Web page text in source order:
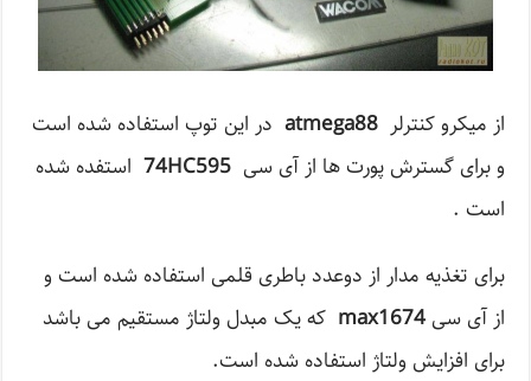
از میکرو کنترلرatmega88 در این توپ استفاده شده است
و برای گسترش پورت ها از آی سی74HC595 استفده شده
است .
برای تغذیه مدار از دوعدد باطری قلمی استفاده شده است و
از آی سیmax1674 که یک مبدل ولتاژ مستقیم می باشد
برای افزایش ولتاژ‌ استفاده شده است.